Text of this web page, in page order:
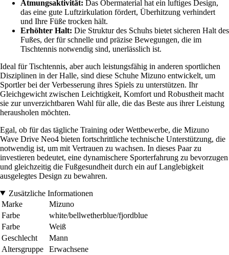
Atmungsaktivität: Das Obermaterial hat ein luftiges Design,
das eine gute Luftzirkulation fördert, Überhitzung verhindert
und Ihre Füße trocken hält.
Erhöhter Halt: Die Struktur des Schuhs bietet sicheren Halt des
Fußes, der für schnelle und präzise Bewegungen, die im
Tischtennis notwendig sind, unerlässlich ist.
Ideal für Tischtennis, aber auch leistungsfähig in anderen sportlichen
Disziplinen in der Halle, sind diese Schuhe Mizuno entwickelt, um
Sportler bei der Verbesserung ihres Spiels zu unterstützen. Ihr
Gleichgewicht zwischen Leichtigkeit, Komfort und Robustheit macht
sie zur unverzichtbaren Wahl für alle, die das Beste aus ihrer Leistung
herausholen möchten.
Egal, ob für das tägliche Training oder Wettbewerbe, die Mizuno
Wave Drive Neo4 bieten fortschrittliche technische Unterstützung, die
notwendig ist, um mit Vertrauen zu wachsen. In dieses Paar zu
investieren bedeutet, eine dynamischere Sporterfahrung zu bevorzugen
und gleichzeitig die Fußgesundheit durch ein auf Langlebigkeit
ausgelegtes Design zu bewahren.
Zusätzliche Informationen
Marke
Mizuno
Farbe
white/bellwetherblue/fjordblue
Farbe
Weiß
Geschlecht
Mann
Altersgruppe
Erwachsene